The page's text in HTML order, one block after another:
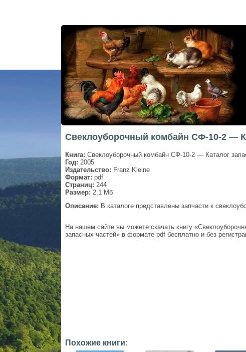
Свеклоуборочный комбайн СФ-10-2 —
Книга: Свеклоуборочный комбайн СФ-10-2 — Каталог
Год: 2005
Издательство: Franz Kleine
Формат: pdf
Страниц: 244
Размер: 2,1 Мб
Описание: В каталоге представлены запчасти к
На нашем сайте вы можете скачать книгу
запасных частей» в формате pdf бесплатно и без
Похожие книги: